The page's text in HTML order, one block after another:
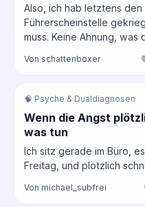
Also, ich hab letztens
Führerscheinstelle
muss. Keine Ahnung, was
Von schattenboxer
🧠 Psyche & Dualdiagnosen
Wenn die Angst
was tun
Ich sitz gerade im Büro,
Freitag, und plötzlich
Von michael_subfrei